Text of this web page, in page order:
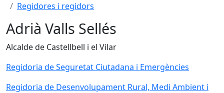
Regidores i regidors
Adrià Valls Sellés
Alcalde de Castellbell i el Vilar
Regidoria de Seguretat Ciutadana i Emergències
Regidoria de Desenvolupament Rural, Medi Ambient i